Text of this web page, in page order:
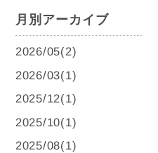
月別アーカイブ
2026/05(2)
2026/03(1)
2025/12(1)
2025/10(1)
2025/08(1)